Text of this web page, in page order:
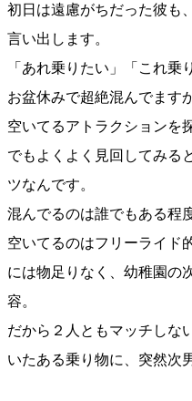
初日は遠慮がちだった彼も
言い出します。
「あれ乗りたい」「これ乗
お盆休みで超絶混んでます
空いてるアトラクションを
でもよくよく見回してみる
ツなんです。
混んでるのは誰でもある程
空いてるのはフリーライド
には物足りなく、幼稚園の
容。
だから２人ともマッチしな
いたある乗り物に、突然次